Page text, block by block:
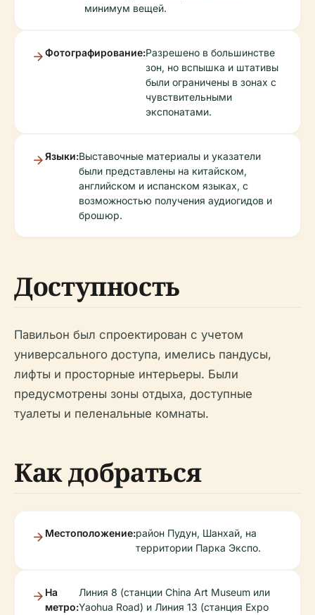
минимум вещей.
Фотографирование:Разрешено в большинстве
зон, но вспышка и штативы
были ограничены в зонах с
чувствительными
экспонатами.
Языки:Выставочные материалы и указатели
были представлены на китайском,
английском и испанском языках, с
возможностью получения аудиогидов и
брошюр.
Доступность
Павильон был спроектирован с учетом
универсального доступа, имелись пандусы,
лифты и просторные интерьеры. Были
предусмотрены зоны отдыха, доступные
туалеты и пеленальные комнаты.
Как добраться
Местоположение:район Пудун, Шанхай, на
территории Парка Экспо.
На
метро:
Линия 8 (станции China Art Museum или
Yaohua Road) и Линия 13 (станция Expo